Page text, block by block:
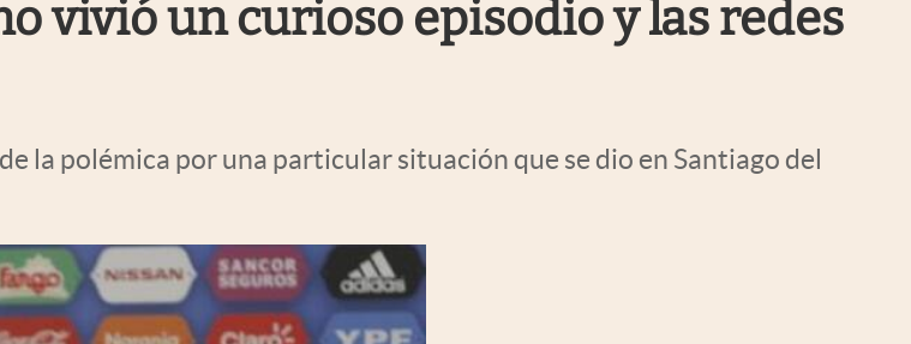
vivió un curioso episodio y las redes
la polémica por una particular situación que se dio en Santiago del